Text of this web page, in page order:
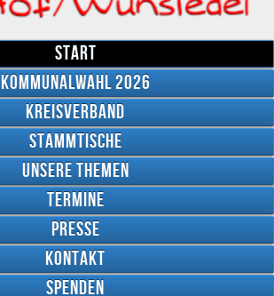
Twitter
Google
Plus
YouTube
Start
Kommunalwahl 2026
Kreisverband
Stammtische
Unsere Themen
Termine
Presse
Kontakt
Spenden